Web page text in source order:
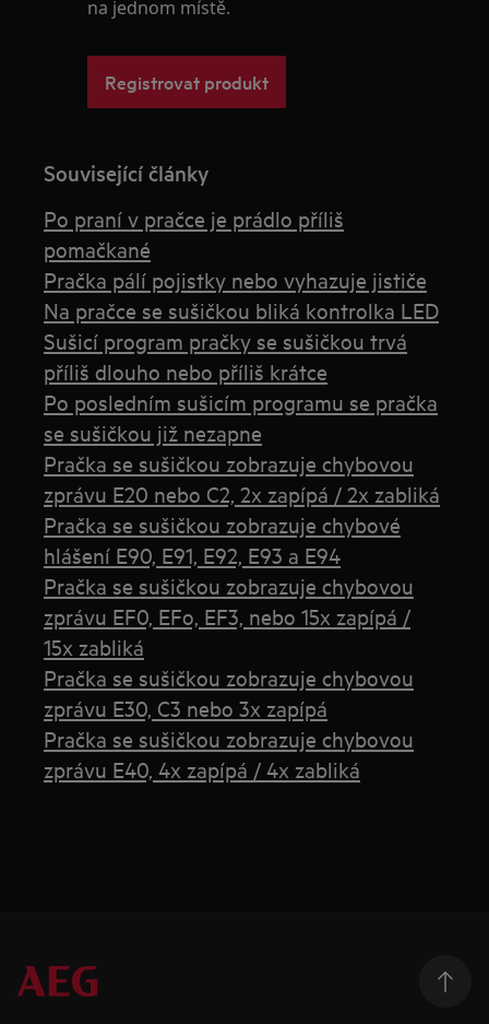
na jednom místě.
Registrovat produkt
Související články
Po praní v pračce je prádlo příliš
pomačkané
Pračka pálí pojistky nebo vyhazuje jističe
Na pračce se sušičkou bliká kontrolka LED
Sušicí program pračky se sušičkou trvá
příliš dlouho nebo příliš krátce
Po posledním sušicím programu se pračka
se sušičkou již nezapne
Pračka se sušičkou zobrazuje chybovou
zprávu E20 nebo C2, 2x zapípá / 2x zabliká
Pračka se sušičkou zobrazuje chybové
hlášení E90, E91, E92, E93 a E94
Pračka se sušičkou zobrazuje chybovou
zprávu EF0, EFo, EF3, nebo 15x zapípá /
15x zabliká
Pračka se sušičkou zobrazuje chybovou
zprávu E30, C3 nebo 3x zapípá
Pračka se sušičkou zobrazuje chybovou
zprávu E40, 4x zapípá / 4x zabliká